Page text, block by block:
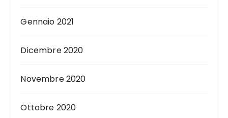
Gennaio 2021
Dicembre 2020
Novembre 2020
Ottobre 2020